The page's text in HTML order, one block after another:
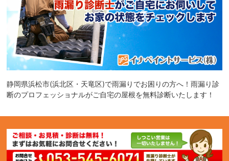
静岡県浜松市(浜北区・天竜区)で雨漏りでお困りの方へ！雨漏り診
断のプロフェッショナルがご自宅の屋根を無料診断いたします！